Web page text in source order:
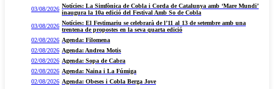
03/08/2026 Notícies: La Simfònica de Cobla i Corda de Catalunya amb ‘Mare Mundi’
inaugura la 10a edició del Festival Amb So de Cobla
03/08/2026 Notícies: El Festimariu se celebrarà de l’11 al 13 de setembre amb una
trentena de propostes en la seva quarta edició
02/08/2026 Agenda: Filomena
02/08/2026 Agenda: Andrea Motis
02/08/2026 Agenda: Sopa de Cabra
02/08/2026 Agenda: Naina i La Fúmiga
02/08/2026 Agenda: Obeses i Cobla Berga Jove